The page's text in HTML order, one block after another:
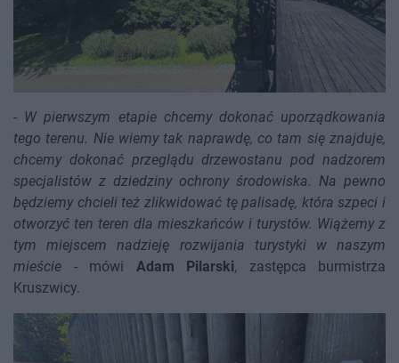
- W pierwszym etapie chcemy dokonać uporządkowania
tego terenu. Nie wiemy tak naprawdę, co tam się znajduje,
chcemy dokonać przeglądu drzewostanu pod nadzorem
specjalistów z dziedziny ochrony środowiska. Na pewno
będziemy chcieli też zlikwidować tę palisadę, która szpeci i
otworzyć ten teren dla mieszkańców i turystów. Wiążemy z
tym miejscem nadzieję rozwijania turystyki w naszym
mieście - mówi Adam Pilarski, zastępca burmistrza
Kruszwicy.